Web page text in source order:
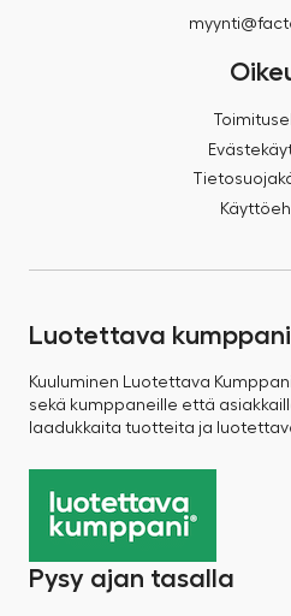
Luotettava kumppani
Kuuluminen Luotettava
sekä kumppaneille että
laadukkaita tuotteita ja
Pysy ajan tasalla